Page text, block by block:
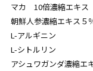
マカ 10倍濃縮エキス
朝鮮人参濃縮エキス５
L-アルギニン
L-シトルリン
アシュワガンダ濃縮エ